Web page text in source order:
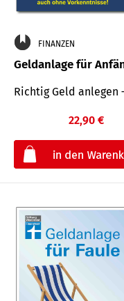
FINANZEN
Geldanlage für
Richtig Geld anlegen
22,90 €